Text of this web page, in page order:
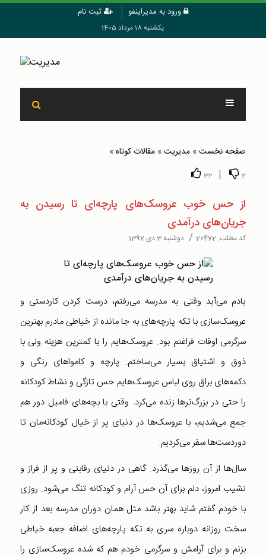
ورود به مدیراینفو ثبت نام
یکشنبه 18 مرداد 1405
صفحه نخست» مدیریت» مقالات کوتاه»
2
|
32
از حس خوب عروسک‌های پارچه‌ای تا رسیدن به
جریان‌های درآمدی
کد مطلب: 20472
/ دوشنبه 3 دی 1397
یادم می‌آید وقتی به مدرسه می‌رفتم،‌ درست کردن کاردستی و
عروسک‌سازی با تکه‌ پارچه‌های به جا مانده از خیاطی مادرم بهترین
سرگرمی‌ اوقات فراغتم بود. عروسک‌هایم را با کمترین هزینه ولی با
ذوق و اشتیاق بسیار می‌ساختم. پارچه و کامواهای رنگی و
دکمه‌های براق روی لباس عروسک‌هایم حس تازگی و نشاط کودکانه
را حتی در بزرگ‌ترها زنده می‌کرد. وقتی با بچه‌های فامیل دور هم
جمع می‌شدیم، با عروسک‌ها در دنیای پر از خیال کودکانه‌مان تا
دوردست‌ها سفر می‌کردیم.
سال‌ها از آن روزها می‌گذرد. گاهی در دنیای رقابتی و پر از فراز و
نشیب امروز، دلم برای آن حس آرام و کودکانه تنگ می‌شود. روزی
با خودم گفتم شاید بهتر باشد مثل همان دوران مدرسه بعد از کار
سخت روزانه‌ دوباره سری به تکه پارچه‌های اضافه جعبه خیاطی
بزنم و برای آرامش و سرگرمی خودم هم که شده عروسک‌سازی را